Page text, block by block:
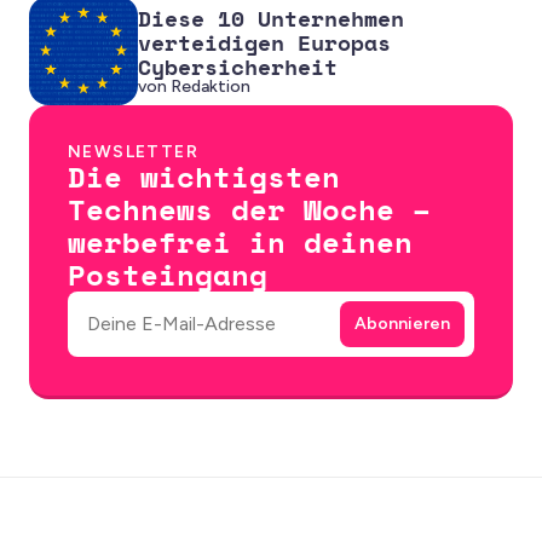
Diese 10 Unternehmen
verteidigen Europas
Cybersicherheit
von Redaktion
NEWSLETTER
Die wichtigsten
Technews der Woche –
werbefrei in deinen
Posteingang
E-Mail Abonnieren